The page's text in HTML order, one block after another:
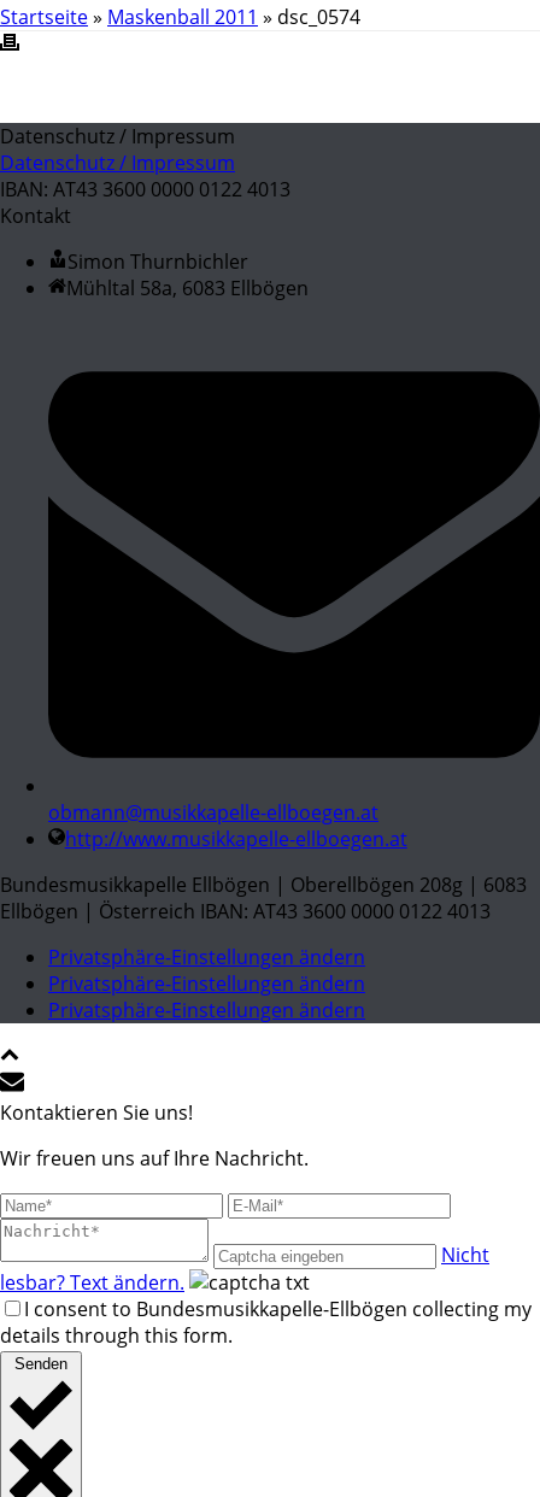
Startseite» Maskenball 2011 » dsc_0574
Datenschutz / Impressum
Datenschutz / Impressum
IBAN: AT43 3600 0000 0122 4013
Kontakt
Simon Thurnbichler
Mühltal 58a, 6083 Ellbögen
obmann@musikkapelle-ellboegen.at
http://www.musikkapelle-ellboegen.at
Bundesmusikkapelle Ellbögen | Oberellbögen 208g | 6083
Ellbögen | Österreich IBAN: AT43 3600 0000 0122 4013
Privatsphäre-Einstellungen ändern
Privatsphäre-Einstellungen ändern
Privatsphäre-Einstellungen ändern
Kontaktieren Sie uns!
Wir freuen uns auf Ihre Nachricht.
Nicht
lesbar? Text ändern.
I consent to Bundesmusikkapelle-Ellbögen collecting my
details through this form.
Senden